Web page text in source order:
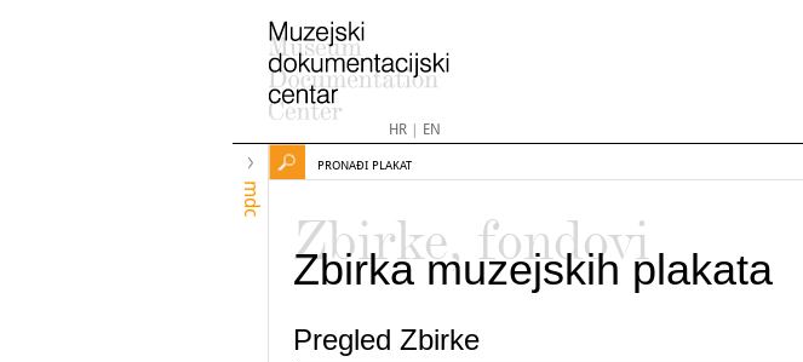
HR| EN
mdc
PRONAĐI PLAKAT
Zbirke, fondovi
Zbirka muzejskih plakata
Pregled Zbirke